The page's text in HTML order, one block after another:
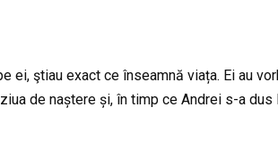
ei, ştiau exact ce înseamnă viața. Ei au
de naștere și, în timp ce Andrei s-a